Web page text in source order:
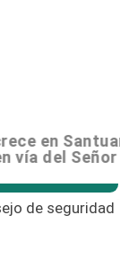
gestión por
Señor Caído